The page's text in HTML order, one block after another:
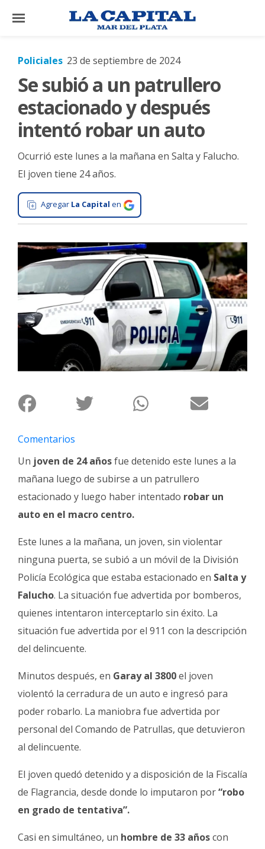
×
El
El
Mundo
La
Zona
Cultura
Tecnología
Salud
Interés
General
La
Ciudad
Arte
Espectáculos
Cartelera
Fotos
de
Familia
Clasificados
Fúnebres
Policiales 23 de septiembre de 2024
Se subió a un patrullero
estacionado y después
intentó robar un auto
Ocurrió este lunes a la mañana en Salta y Falucho.
El joven tiene 24 años.
Agregar La Capital en
Comentarios
Un joven de 24 añosfue detenido este lunes a la
mañana luego de subirse a un patrullero
estacionado y luego haber intentado robar un
auto en el macro centro.
Este lunes a la mañana, un joven, sin violentar
ninguna puerta, se subió a un móvil de la División
Policía Ecológica que estaba estacionado en Salta y
Falucho. La situación fue advertida por bomberos,
quienes intentaron interceptarlo sin éxito. La
situación fue advertida por el 911 con la descripción
del delincuente.
Minutos después, en Garay al 3800el joven
violentó la cerradura de un auto e ingresó para
poder robarlo. La maniobra fue advertida por
personal del Comando de Patrullas, que detuvieron
al delincuente.
El joven quedó detenido y a disposición de la Fiscalía
de Flagrancia, desde donde lo imputaron por“robo
en grado de tentativa”.
Casi en simultáneo, un hombre de 33 añoscon